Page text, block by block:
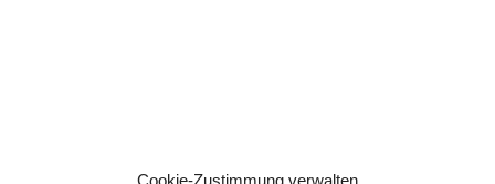
Cookie-Zustimmung verwalten